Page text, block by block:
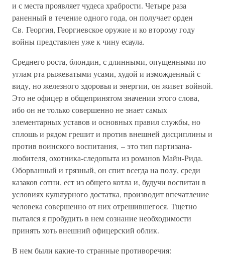
и с места проявляет чудеса храбрости. Четыре раза
раненный в течение одного года, он получает орден
Св. Георгия, Георгиевское оружие и ко второму году
войны представлен уже к чину есаула.
Среднего роста, блондин, с длинными, опущенными по
углам рта рыжеватыми усами, худой и изможденный с
виду, но железного здоровья и энергии, он живет войной.
Это не офицер в общепринятом значении этого слова,
ибо он не только совершенно не знает самых
элементарных уставов и основных правил службы, но
сплошь и рядом грешит и против внешней дисциплины и
против воинского воспитания, – это тип партизана-
любителя, охотника-следопыта из романов Майн-Рида.
Оборванный и грязный, он спит всегда на полу, среди
казаков сотни, ест из общего котла и, будучи воспитан в
условиях культурного достатка, производит впечатление
человека совершенно от них отрешившегося. Тщетно
пытался я пробудить в нем сознание необходимости
принять хоть внешний офицерский облик.
В нем были какие-то странные противоречия: